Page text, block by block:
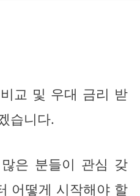
교 및 우대 금리 받
습니다.
은 분들이 관심 갖
어떻게 시작해야 할